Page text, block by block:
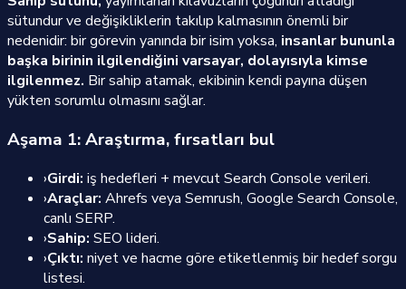
sütundur ve değişikliklerin takılıp kalmasının önemli bir
nedenidir: bir görevin yanında bir isim yoksa, insanlar bununla
başka birinin ilgilendiğini varsayar, dolayısıyla kimse
ilgilenmez. Bir sahip atamak, ekibinin kendi payına düşen
yükten sorumlu olmasını sağlar.
Aşama 1: Araştırma, fırsatları bul
›Girdi: iş hedefleri + mevcut Search Console verileri.
›Araçlar: Ahrefs veya Semrush, Google Search Console,
canlı SERP.
›Sahip: SEO lideri.
›Çıktı: niyet ve hacme göre etiketlenmiş bir hedef sorgu
listesi.